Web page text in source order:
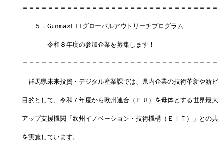
＝＝＝＝＝＝＝＝＝＝＝＝＝＝＝＝＝＝＝＝＝＝＝＝＝＝＝＝＝＝
５．Gunma×EITグローバルアウトリーチプログラム
令和８年度の参加企業を募集します！
＝＝＝＝＝＝＝＝＝＝＝＝＝＝＝＝＝＝＝＝＝＝＝＝＝＝＝＝＝＝
群馬県未来投資・デジタル産業課では、県内企業の技術革新や新
目的として、令和７年度から欧州連合（ＥＵ）を母体とする世界最
アップ支援機関「欧州イノベーション・技術機構（ＥＩＴ）」との
を実施しています。